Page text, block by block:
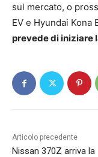
sul mercato, o
EV e Hyundai Kona
prevede di iniziare
Articolo precedente
Nissan 370Z arriva la